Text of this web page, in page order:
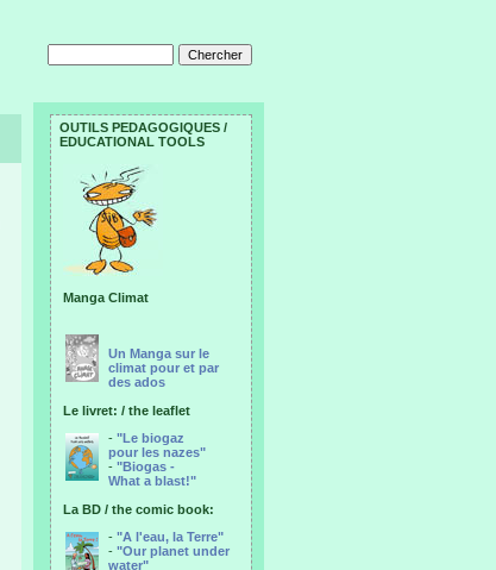
OUTILS PEDAGOGIQUES /
EDUCATIONAL TOOLS
Manga Climat
Un Manga sur le
climat pour et par
des ados
Le livret: / the leaflet
- "Le biogaz
pour les nazes"
- "Biogas -
What a blast!"
La BD / the comic book:
- "A l'eau, la Terre"
- "Our planet under
water"